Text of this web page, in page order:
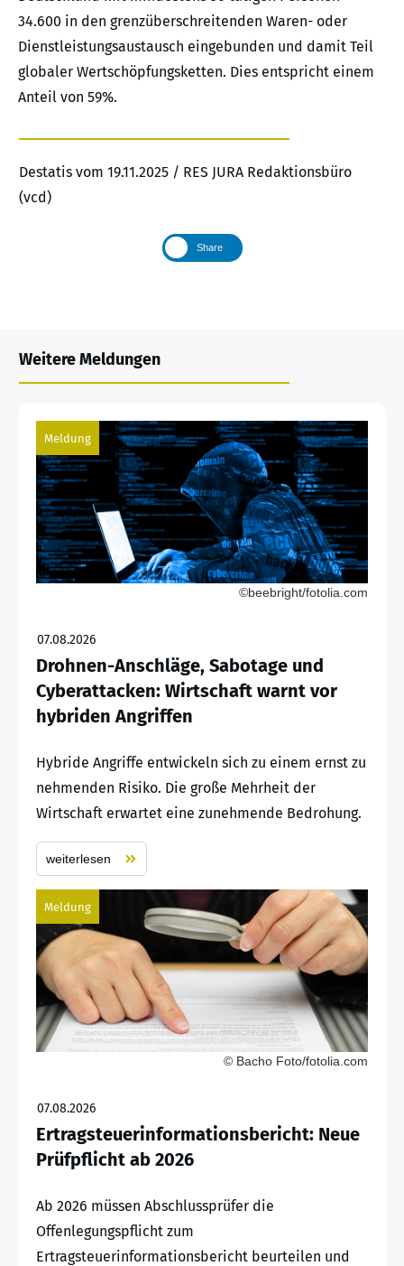
34.600 in den grenzüberschreitenden Waren- oder
Dienstleistungsaustausch eingebunden und damit Teil
globaler Wertschöpfungsketten. Dies entspricht einem
Anteil von 59%.
Destatis vom 19.11.2025 / RES JURA Redaktionsbüro
(vcd)
Share
Weitere Meldungen
Meldung
©beebright/fotolia.com
07.08.2026
Drohnen-Anschläge, Sabotage und
Cyberattacken: Wirtschaft warnt vor
hybriden Angriffen
Hybride Angriffe entwickeln sich zu einem ernst zu
nehmenden Risiko. Die große Mehrheit der
Wirtschaft erwartet eine zunehmende Bedrohung.
weiterlesen
Meldung
© Bacho Foto/fotolia.com
07.08.2026
Ertragsteuerinformationsbericht: Neue
Prüfpflicht ab 2026
Ab 2026 müssen Abschlussprüfer die
Offenlegungspflicht zum
Ertragsteuerinformationsbericht beurteilen und